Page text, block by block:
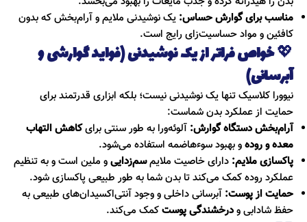
مناسب برای گوارش حساس: یک نوشیدنی ملایم و آرام‌بخش که بدون
کافئین و مواد حساسیت‌زای رایج است.
💖خواص فراتر از یک نوشیدنی (فواید گوارشی و
آبرسانی)
نیوورا کلاسیک تنها یک نوشیدنی نیست؛ بلکه ابزاری قدرتمند برای
حمایت از عملکرد بدن شماست:
آرام‌بخش دستگاه گوارش: آلوئه‌ورا به طور سنتی برایکاهش التهاب
معده و رودهو بهبود سوءهاضمه استفاده می‌شود.
پاکسازی ملایم: دارای خاصیت ملایمسم‌زداییو ملین است و به تنظیم
عملکرد روده کمک می‌کند تا بدن شما به طور طبیعی پاکسازی شود.
حمایت از پوست: آبرسانی داخلی و وجود آنتی‌اکسیدان‌های طبیعی به
حفظ شادابی ودرخشندگی پوستکمک می‌کند.